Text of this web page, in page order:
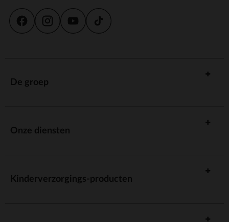
De groep
Onze diensten
Kinderverzorgings-producten